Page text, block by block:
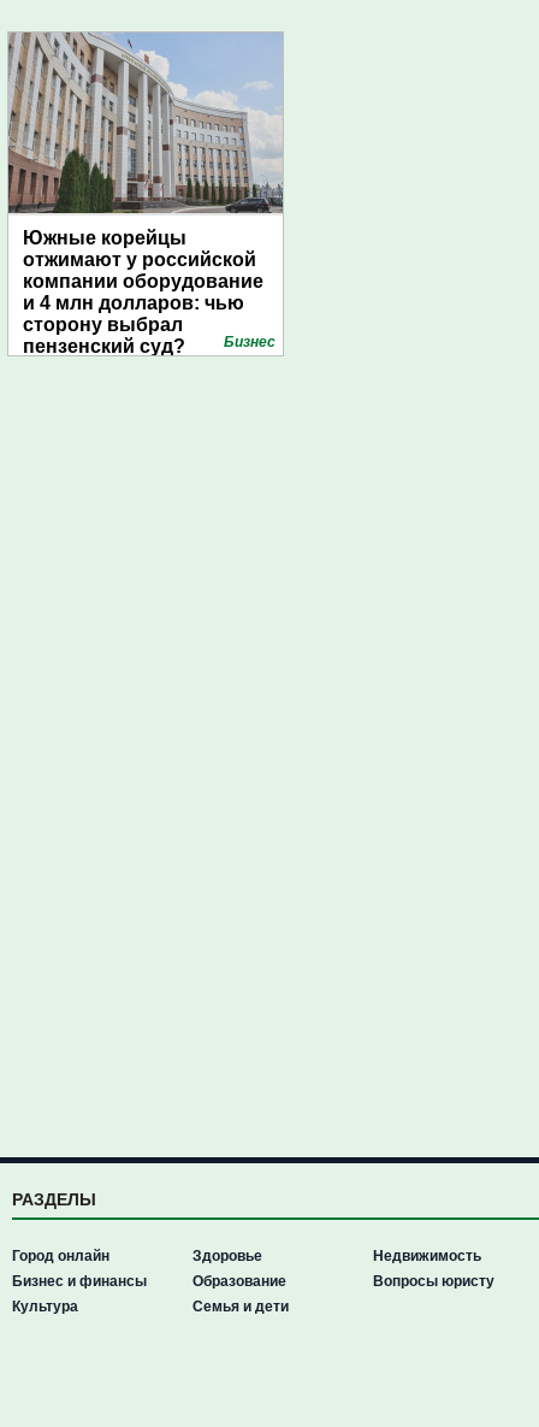
Южные корейцы
отжимают у российской
компании оборудование
и 4 млн долларов: чью
сторону выбрал
пензенский суд?
Бизнес
РАЗДЕЛЫ
Город онлайн
Бизнес и финансы
Культура
Здоровье
Образование
Семья и дети
Недвижимость
Вопросы юристу